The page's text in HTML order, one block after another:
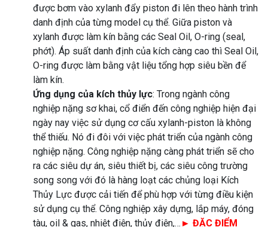
được bơm vào xylanh đẩy piston đi lên theo hành trình
danh định của từng model cụ thể. Giữa piston và
xylanh được làm kín bằng các Seal Oil, O-ring (seal,
phớt). Áp suất danh định của kích càng cao thì Seal Oil,
O-ring được làm bằng vật liệu tổng hợp siêu bền để
làm kín.
Ứng dụng của kích thủy lực: Trong ngành công
nghiệp nặng sơ khai, cổ điển đến công nghiệp hiện đại
ngày nay việc sử dụng cơ cấu xylanh-piston là không
thể thiếu. Nó đi đôi với việc phát triển của ngành công
nghiệp nặng. Công nghiệp nặng càng phát triển sẽ cho
ra các siêu dự án, siêu thiết bị, các siêu công trường
song song với đó là hàng loạt các chủng loại Kích
Thủy Lực được cải tiến để phù hợp với từng điều kiện
sử dụng cụ thể. Công nghiệp xây dựng, lắp máy, đóng
tàu, oil & gas, nhiệt điện, thủy điện,… ► ĐẶC ĐIỂM